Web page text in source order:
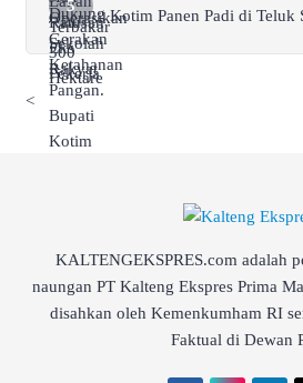
Kotim Panen Padi di Teluk
<
KALTENGEKSPRES.com adalah
naungan PT Kalteng Ekspres Prima
disahkan oleh Kemenkumham RI
Faktual di Dewan